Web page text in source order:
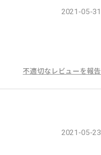
2021-05-31
不適切なレビューを報告
2021-05-23